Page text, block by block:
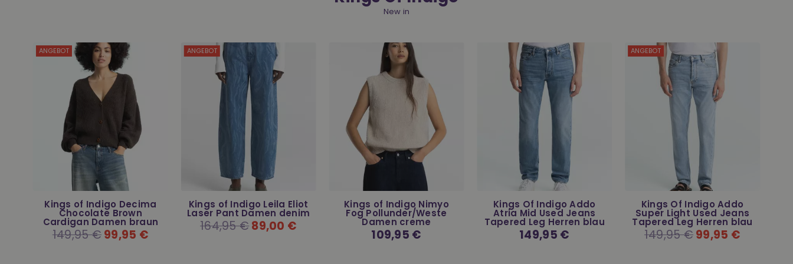
New in
ANGEBOT
Kings of Indigo Decima
Chocolate Brown
Cardigan Damen braun
Normaler
Preis
149,95 €99,95 €
ANGEBOT
Kings of Indigo Leila Eliot
Laser Pant Damen denim
Normaler
Preis
164,95 €89,00 €
Kings of Indigo Nimyo
Fog Pollunder/Weste
Damen creme
Normaler
Preis
109,95 €
Kings Of Indigo Addo
Atria Mid Used Jeans
Tapered Leg Herren blau
Normaler
Preis
149,95 €
ANGEBOT
Kings Of Indigo Addo
Super Light Used Jeans
Tapered Leg Herren blau
Normaler
Preis
149,95 €99,95 €